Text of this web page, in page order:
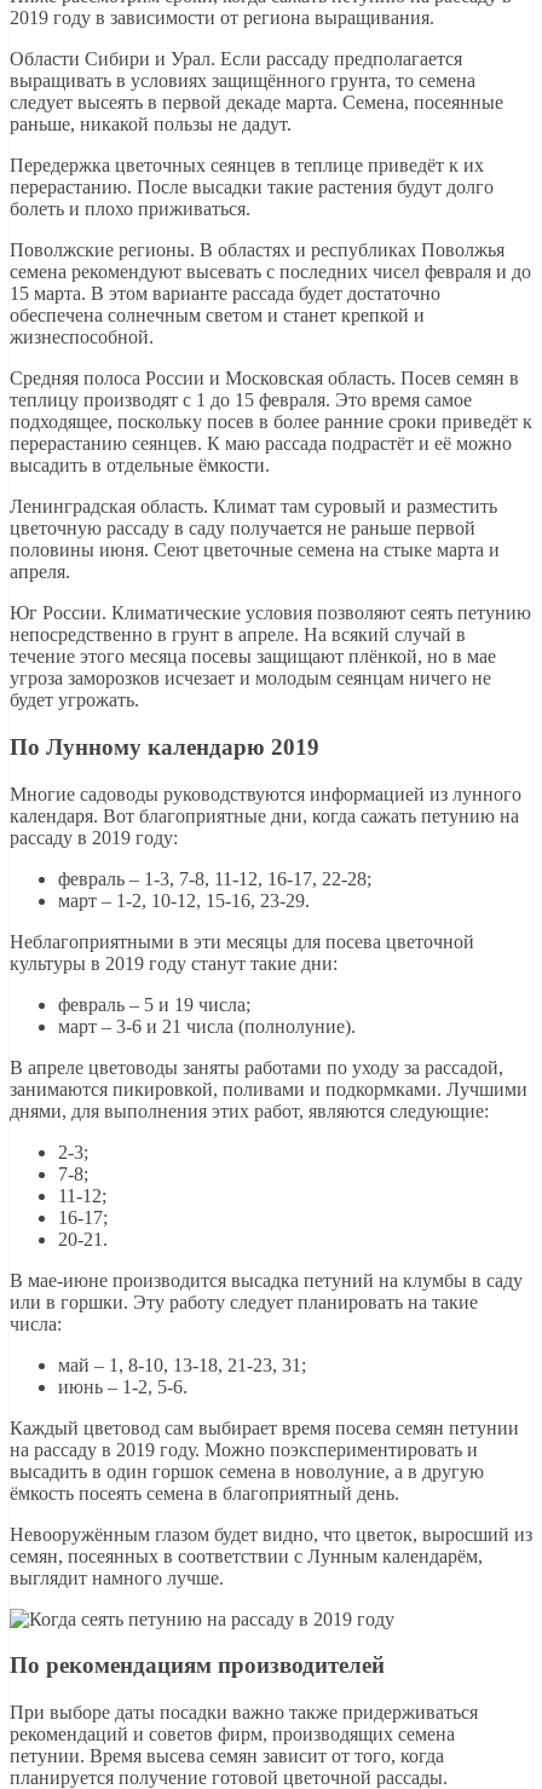
2019 году в зависимости от региона выращивания.
Области Сибири и Урал. Если рассаду предполагается
выращивать в условиях защищённого грунта, то семена
следует высеять в первой декаде марта. Семена, посеянные
раньше, никакой пользы не дадут.
Передержка цветочных сеянцев в теплице приведёт к их
перерастанию. После высадки такие растения будут долго
болеть и плохо приживаться.
Поволжские регионы. В областях и республиках Поволжья
семена рекомендуют высевать с последних чисел февраля и до
15 марта. В этом варианте рассада будет достаточно
обеспечена солнечным светом и станет крепкой и
жизнеспособной.
Средняя полоса России и Московская область. Посев семян в
теплицу производят с 1 до 15 февраля. Это время самое
подходящее, поскольку посев в более ранние сроки приведёт к
перерастанию сеянцев. К маю рассада подрастёт и её можно
высадить в отдельные ёмкости.
Ленинградская область. Климат там суровый и разместить
цветочную рассаду в саду получается не раньше первой
половины июня. Сеют цветочные семена на стыке марта и
апреля.
Юг России. Климатические условия позволяют сеять петунию
непосредственно в грунт в апреле. На всякий случай в
течение этого месяца посевы защищают плёнкой, но в мае
угроза заморозков исчезает и молодым сеянцам ничего не
будет угрожать.
По Лунному календарю 2019
Многие садоводы руководствуются информацией из лунного
календаря. Вот благоприятные дни, когда сажать петунию на
рассаду в 2019 году:
февраль – 1-3, 7-8, 11-12, 16-17, 22-28;
март – 1-2, 10-12, 15-16, 23-29.
Неблагоприятными в эти месяцы для посева цветочной
культуры в 2019 году станут такие дни:
февраль – 5 и 19 числа;
март – 3-6 и 21 числа (полнолуние).
В апреле цветоводы заняты работами по уходу за рассадой,
занимаются пикировкой, поливами и подкормками. Лучшими
днями, для выполнения этих работ, являются следующие:
2-3;
7-8;
11-12;
16-17;
20-21.
В мае-июне производится высадка петуний на клумбы в саду
или в горшки. Эту работу следует планировать на такие
числа:
май – 1, 8-10, 13-18, 21-23, 31;
июнь – 1-2, 5-6.
Каждый цветовод сам выбирает время посева семян петунии
на рассаду в 2019 году. Можно поэкспериментировать и
высадить в один горшок семена в новолуние, а в другую
ёмкость посеять семена в благоприятный день.
Невооружённым глазом будет видно, что цветок, выросший из
семян, посеянных в соответствии с Лунным календарём,
выглядит намного лучше.
По рекомендациям производителей
При выборе даты посадки важно также придерживаться
рекомендаций и советов фирм, производящих семена
петунии. Время высева семян зависит от того, когда
планируется получение готовой цветочной рассады.